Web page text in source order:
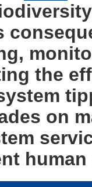
the
on